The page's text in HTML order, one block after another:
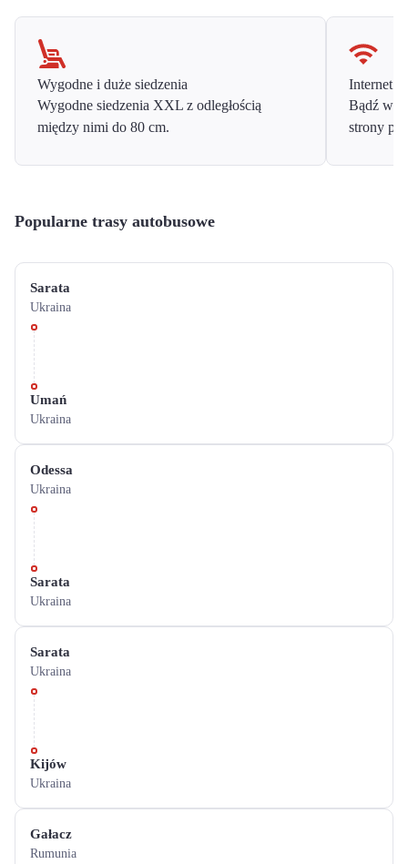
Wygodne i duże siedzenia
Wygodne siedzenia XXL z odległością
między nimi do 80 cm.
Internet
Bądź w
strony
Popularne trasy autobusowe
Sarata
Ukraina
Umań
Ukraina
Odessa
Ukraina
Sarata
Ukraina
Sarata
Ukraina
Kijów
Ukraina
Gałacz
Rumunia